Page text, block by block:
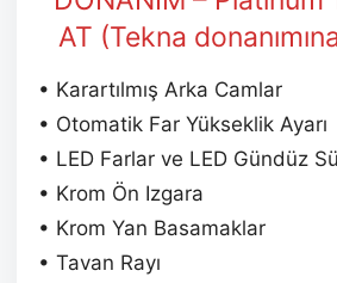
AT (Tekna
• Karartılmış Arka Camlar
• Otomatik Far Yükseklik Ayarı
• LED Farlar ve LED Gündüz
• Krom Ön Izgara
• Krom Yan Basamaklar
• Tavan Rayı